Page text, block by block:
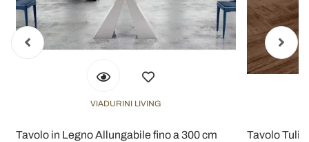
VIADURINI LIVING
Tavolo in Legno Allungabile fino a 300 cm
Tavolo